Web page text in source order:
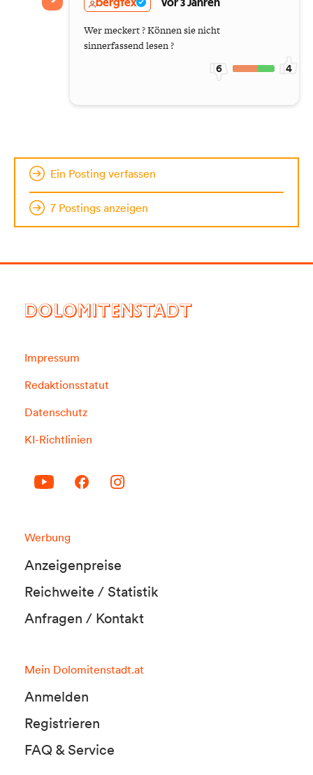
bergfex vor 3 Jahren
Wer meckert ? Können sie nicht
sinnerfassend lesen ?
6 4
Ein Posting verfassen
7 Postings anzeigen
DOLOMITENSTADT
Impressum
Redaktionsstatut
Datenschutz
KI-Richtlinien
Werbung
Anzeigenpreise
Reichweite / Statistik
Anfragen / Kontakt
Mein Dolomitenstadt.at
Anmelden
Registrieren
FAQ & Service